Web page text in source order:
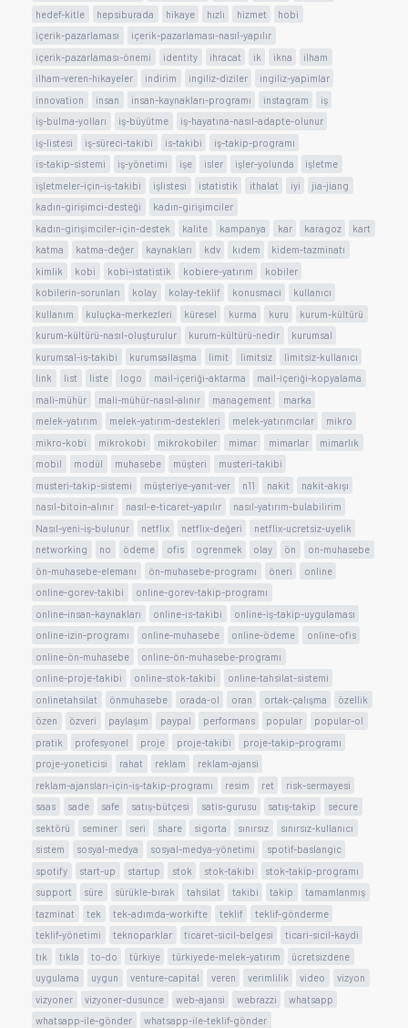
hedef-kitle
hepsiburada hikaye hızlı hizmet
hobi
içerik-pazarlaması
içerik-pazarlaması-nasıl-yapılır
içerik-pazarlaması-önemi
identity ihracat ik ikna
ilham
ilham-veren-hikayeler
indirim ingiliz-diziler
ingiliz-yapimlar
innovation
insan insan-kaynakları-programı instagram
iş
iş-bulma-yolları
iş-büyütme
iş-hayatına-nasıl-adapte-olunur
iş-listesi
iş-süreci-takibi is-takibi
iş-takip-programı
is-takip-sistemi
iş-yönetimi işe isler işler-yolunda
işletme
işletmeler-için-iş-takibi
işlistesi istatistik ithalat iyi
jia-jiang
kadın-girişimci-desteği
kadın-girişimciler
kadın-girişimciler-için-destek
kalite kampanya kar karagoz
kart
katma
katma-değer kaynakları kdv kıdem
kidem-tazminatı
kimlik
kobi kobi-istatistik kobiere-yatırım
kobiler
kobilerin-sorunları
kolay kolay-teklif konusmaci
kullanıcı
kullanım
kuluçka-merkezleri küresel kurma kuru
kurum-kültürü
kurum-kültürü-nasıl-oluşturulur
kurum-kültürü-nedir
kurumsal
kurumsal-is-takibi
kurumsallaşma limit limitsiz
limitsiz-kullanıcı
link
list liste logo mail-içeriği-aktarma
mail-içeriği-kopyalama
mali-mühür
mali-mühür-nasıl-alınır management
marka
melek-yatırım
melek-yatırım-destekleri melek-yatırımcılar
mikro
mikro-kobi
mikrokobi mikrokobiler mimar mimarlar
mimarlık
mobil
modül muhasebe müşteri
musteri-takibi
musteri-takip-sistemi
müşteriye-yanıt-ver n11 nakit
nakit-akışı
nasıl-bitoin-alınır
nasıl-e-ticaret-yapılır
nasıl-yatırım-bulabilirim
Nasıl-yeni-iş-bulunur
netflix netflix-değeri
netflix-ucretsiz-uyelik
networking
no ödeme ofis ogrenmek olay ön
on-muhasebe
ön-muhasebe-elemanı
ön-muhasebe-programı öneri
online
online-gorev-takibi
online-gorev-takip-programı
online-insan-kaynakları
online-is-takibi
online-iş-takip-uygulaması
online-izin-programı
online-muhasebe online-ödeme
online-ofis
online-ön-muhasebe
online-ön-muhasebe-programı
online-proje-takibi
online-stok-takibi
online-tahsilat-sistemi
onlinetahsilat
önmuhasebe orada-ol oran ortak-çalışma
özellik
özen
özveri paylaşım paypal performans popular
popular-ol
pratik
profesyonel proje proje-takibi
proje-takip-programı
proje-yoneticisi
rahat reklam
reklam-ajansi
reklam-ajansları-için-iş-takip-programı
resim ret
risk-sermayesi
saas
sade safe satış-bütçesi satis-gurusu satış-takip
secure
sektörü
seminer seri share sigorta sınırsız
sınırsız-kullanıcı
sistem
sosyal-medya sosyal-medya-yönetimi
spotif-baslangic
spotify
start-up startup stok stok-takibi
stok-takip-programı
support
süre sürükle-bırak tahsilat takibi takip
tamamlanmış
tazminat
tek tek-adımda-workifte teklif
teklif-gönderme
teklif-yönetimi
teknoparklar ticaret-sicil-belgesi
ticari-sicil-kaydi
tık
tıkla to-do türkiye türkiyede-melek-yatırım
ücretsizdene
uygulama
uygun venture-capital veren verimlilik video
vizyon
vizyoner
vizyoner-dusunce web-ajansi webrazzi
whatsapp
whatsapp-ile-gönder
whatsapp-ile-teklif-gönder